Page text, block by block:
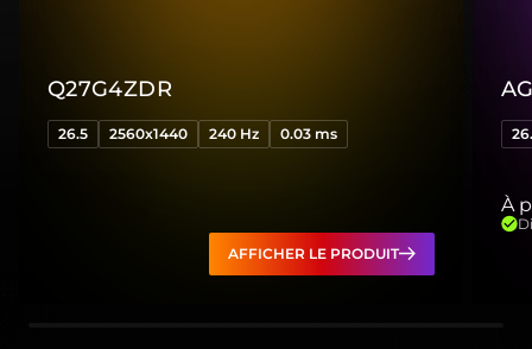
Q27G4ZDR
26.5 2560x1440 240 Hz 0.03 ms
AFFICHER LE PRODUIT
À